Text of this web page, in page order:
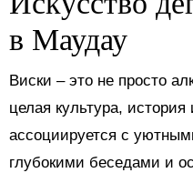
в Маудау
Виски – это не просто
целая культура,
ассоциируется с
глубокими беседами и